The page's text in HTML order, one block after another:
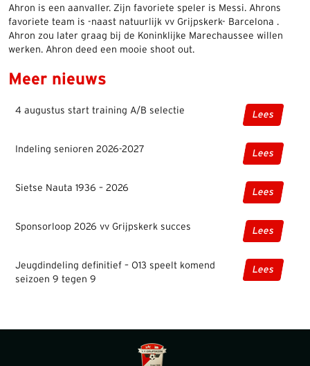
Ahron is een aanvaller. Zijn favoriete speler is Messi. Ahrons
favoriete team is -naast natuurlijk vv Grijpskerk- Barcelona .
Ahron zou later graag bij de Koninklijke Marechaussee willen
werken. Ahron deed een mooie shoot out.
Meer nieuws
4 augustus start training A/B selectie Lees
Indeling senioren 2026-2027 Lees
Sietse Nauta 1936 – 2026 Lees
Sponsorloop 2026 vv Grijpskerk succes Lees
Jeugdindeling definitief – O13 speelt komend
seizoen 9 tegen 9
Lees